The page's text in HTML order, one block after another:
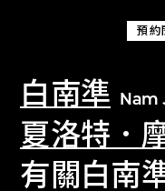
預約
白南準 Nam
夏洛特．
有關白南